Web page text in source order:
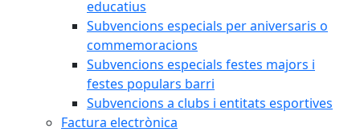
educatius
Subvencions especials per aniversaris o
commemoracions
Subvencions especials festes majors i
festes populars barri
Subvencions a clubs i entitats esportives
Factura electrònica